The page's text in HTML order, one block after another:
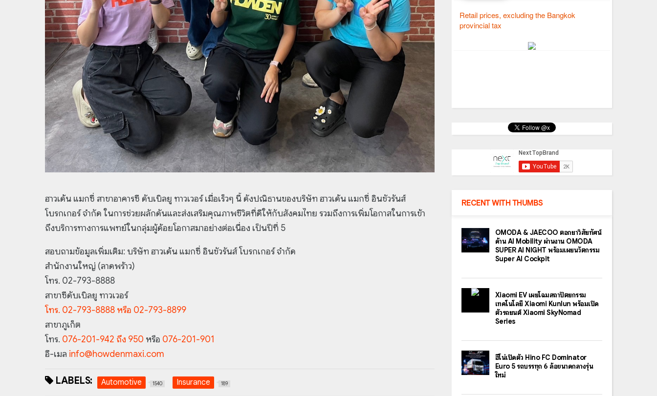
ฮาวเด้น แมกซี่ สาขาอาคารซี ดับเบิลยู ทาวเวอร์ เมื่อเร็วๆ นี้ ดังปณิธานของบริษัท ฮาวเด้น แมกซี่ อินชัวรันส์
โบรกเกอร์ จำกัด ในการช่วยผลักดันและส่งเสริมคุณภาพชีวิตที่ดีให้กับสังคมไทย รวมถึงการเพิ่มโอกาสในการเข้า
ถึงบริการทางการแพทย์ในกลุ่มผู้ด้อยโอกาสมาอย่างต่อเนื่อง เป็นปีที่ 5
สอบถามข้อมูลเพิ่มเติม: บริษัท ฮาวเด้น แมกซี่ อินชัวรันส์ โบรกเกอร์ จำกัด
สำนักงานใหญ่ (ลาดพร้าว)
โทร. 02-793-8888
สาขาซีดับเบิลยู ทาวเวอร์
โทร. 02-793-8888 หรือ 02-793-8899
สาขาภูเก็ต
โทร. 076-201-942 ถึง 950 หรือ 076-201-901
อี-เมล info@howdenmaxi.com
LABELS: Automotive 1540 Insurance 189
RECENT WITH THUMBS
OMODA & JAECOO ตอกย้ำวิสัยทัศน์
ด้าน AI Mobility ผ่านงาน OMODA
SUPER AI NIGHT พร้อมเผยนวัตกรรม
Super AI Cockpit
Xiaomi EV เผยโฉมสถาปัตยกรรม
เทคโนโลยี Xiaomi Kunlun พร้อมเปิด
ตัวรถยนต์ Xiaomi SkyNomad
Series
ฮีโน่เปิดตัว Hino FC Dominator
Euro 5 รถบรรทุก 6 ล้อขนาดกลางรุ่น
ใหม่